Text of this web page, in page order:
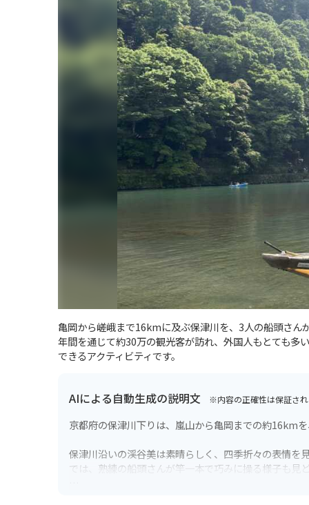
亀岡から嵯峨まで16kmに及ぶ保津川を、3人の船頭さん
年間を通じて約30万の観光客が訪れ、外国人もとても多
できるアクティビティです。
AIによる自動生成の説明文 ※内容の正確性は保証さ
京都府の保津川下りは、嵐山から亀岡までの約16km
保津川沿いの渓谷美は素晴らしく、四季折々の表情を
では、熟練の船頭さんが竿一本で巧みに操る様子も見